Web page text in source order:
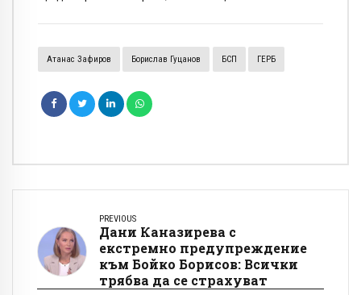
Атанас Зафиров Борислав Гуцанов БСП ГЕРБ
PREVIOUS
Дани Каназирева с
екстремно предупреждение
към Бойко Борисов: Всички
трябва да се страхуват